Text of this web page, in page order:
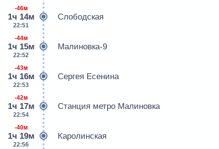
-46м
1ч 14м
22:51
Слободская
-44м
1ч 15м
22:52
Малиновка-9
-43м
1ч 16м
22:53
Сергея Есенина
-42м
1ч 17м
22:54
Станция метро Малиновка
-40м
1ч 19м
22:56
Каролинская